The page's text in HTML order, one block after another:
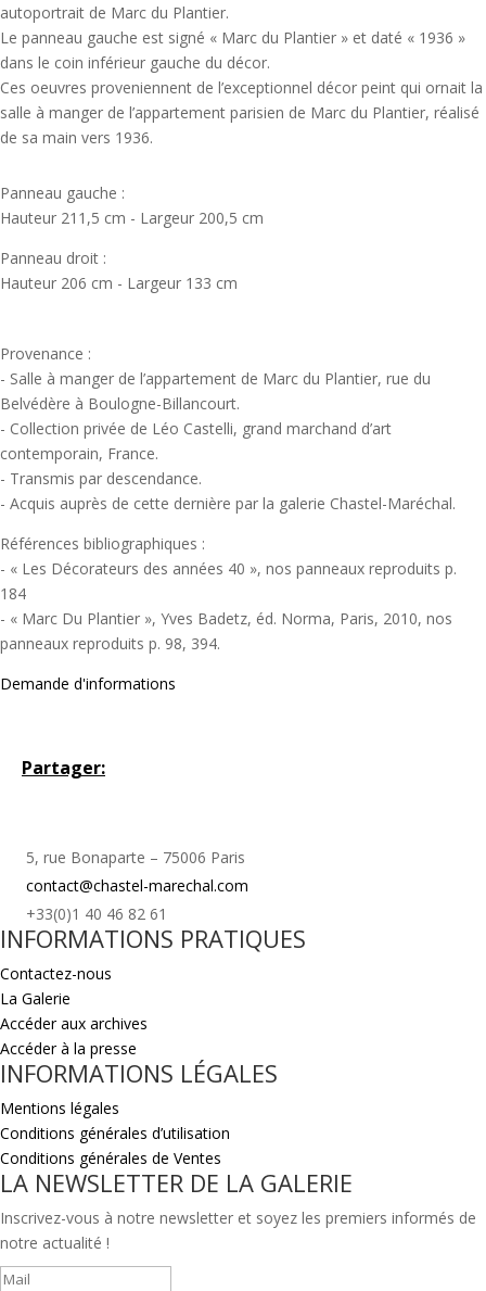
autoportrait de Marc du Plantier.
Le panneau gauche est signé « Marc du Plantier » et daté « 1936 »
dans le coin inférieur gauche du décor.
Ces oeuvres proveniennent de l’exceptionnel décor peint qui ornait la
salle à manger de l’appartement parisien de Marc du Plantier, réalisé
de sa main vers 1936.
Panneau gauche :
Hauteur 211,5 cm - Largeur 200,5 cm
Panneau droit :
Hauteur 206 cm - Largeur 133 cm
Provenance :
- Salle à manger de l’appartement de Marc du Plantier, rue du
Belvédère à Boulogne-Billancourt.
- Collection privée de Léo Castelli, grand marchand d’art
contemporain, France.
- Transmis par descendance.
- Acquis auprès de cette dernière par la galerie Chastel-Maréchal.
Références bibliographiques :
- « Les Décorateurs des années 40 », nos panneaux reproduits p.
184
- « Marc Du Plantier », Yves Badetz, éd. Norma, Paris, 2010, nos
panneaux reproduits p. 98, 394.
Demande d'informations
Partager:
5, rue Bonaparte – 75006 Paris
contact@chastel-marechal.com
+33(0)1 40 46 82 61
INFORMATIONS PRATIQUES
Contactez-nous
La Galerie
Accéder aux archives
Accéder à la presse
INFORMATIONS LÉGALES
Mentions légales
Conditions générales d’utilisation
Conditions générales de Ventes
LA NEWSLETTER DE LA GALERIE
Inscrivez-vous à notre newsletter et soyez les premiers informés de
notre actualité !